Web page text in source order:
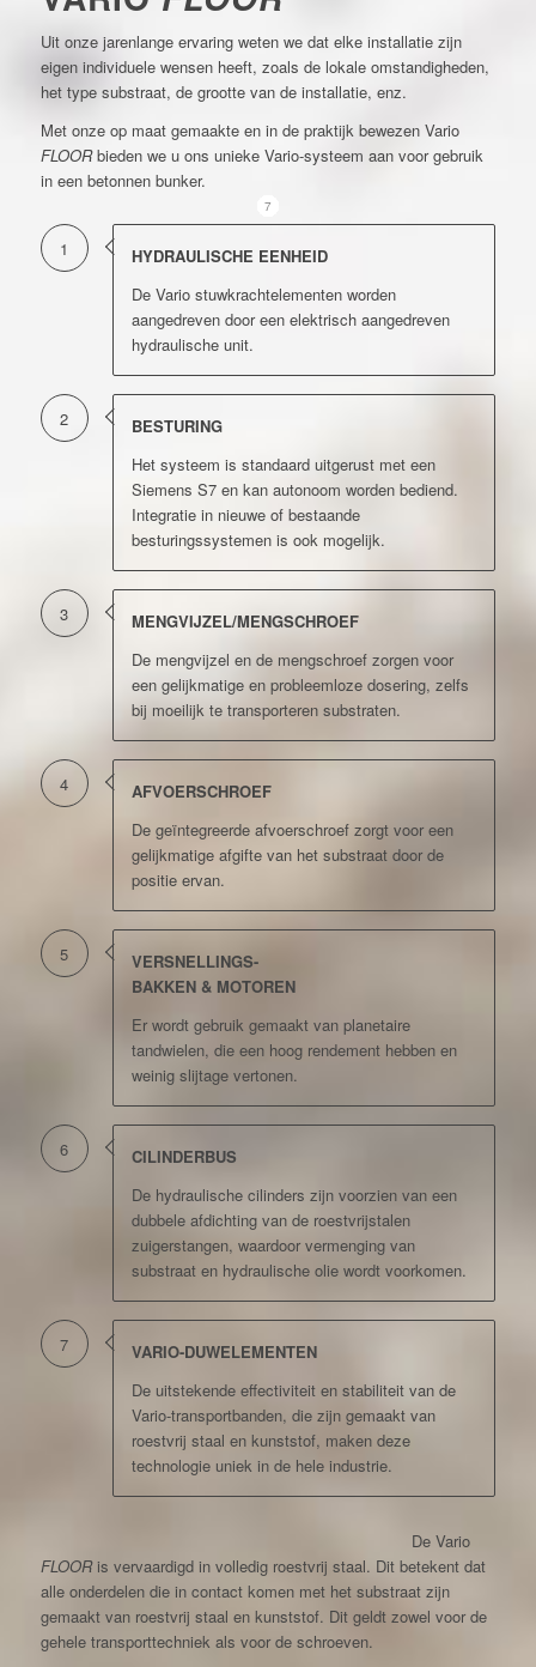
Uit onze jarenlange ervaring weten we dat elke installatie zijn
eigen individuele wensen heeft, zoals de lokale omstandigheden,
het type substraat, de grootte van de installatie, enz.
Met onze op maat gemaakte en in de praktijk bewezen Vario
FLOORbieden we u ons unieke Vario-systeem aan voor gebruik
in een betonnen bunker.
1
2
3
4
5
6
7
1
HYDRAULISCHE EENHEID
De Vario stuwkrachtelementen worden
aangedreven door een elektrisch aangedreven
hydraulische unit.
2
BESTURING
Het systeem is standaard uitgerust met een
Siemens S7 en kan autonoom worden bediend.
Integratie in nieuwe of bestaande
besturingssystemen is ook mogelijk.
3
MENGVIJZEL/MENGSCHROEF
De mengvijzel en de mengschroef zorgen voor
een gelijkmatige en probleemloze dosering, zelfs
bij moeilijk te transporteren substraten.
4
AFVOERSCHROEF
De geïntegreerde afvoerschroef zorgt voor een
gelijkmatige afgifte van het substraat door de
positie ervan.
5
VERSNELLINGS-
BAKKEN & MOTOREN
Er wordt gebruik gemaakt van planetaire
tandwielen, die een hoog rendement hebben en
weinig slijtage vertonen.
6
CILINDERBUS
De hydraulische cilinders zijn voorzien van een
dubbele afdichting van de roestvrijstalen
zuigerstangen, waardoor vermenging van
substraat en hydraulische olie wordt voorkomen.
7
VARIO-DUWELEMENTEN
De uitstekende effectiviteit en stabiliteit van de
Vario-transportbanden, die zijn gemaakt van
roestvrij staal en kunststof, maken deze
technologie uniek in de hele industrie.
De Vario
FLOORis vervaardigd in volledig roestvrij staal. Dit betekent dat
alle onderdelen die in contact komen met het substraat zijn
gemaakt van roestvrij staal en kunststof. Dit geldt zowel voor de
gehele transporttechniek als voor de schroeven.